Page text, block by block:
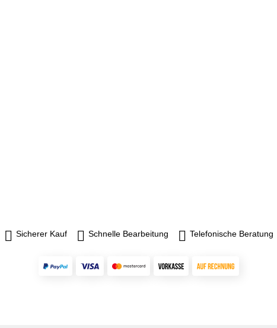
Sicherer Kauf Schnelle Bearbeitung Telefonische Beratung